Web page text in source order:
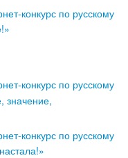
конкурс по русскому
конкурс по русскому
значение,
конкурс по русскому